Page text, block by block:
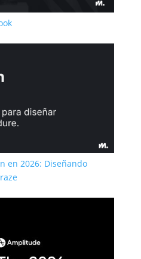
en 2026: Diseñando